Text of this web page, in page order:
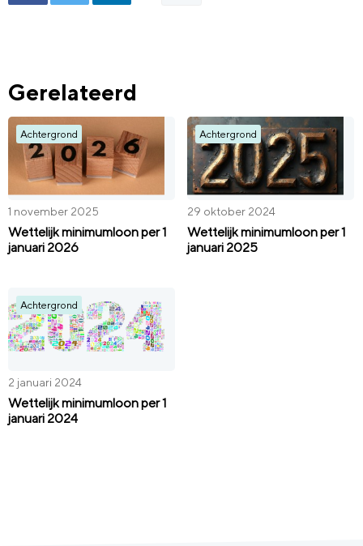
Gerelateerd
Achtergrond
1 november 2025
Wettelijk minimumloon per 1
januari 2026
Achtergrond
29 oktober 2024
Wettelijk minimumloon per 1
januari 2025
Achtergrond
2 januari 2024
Wettelijk minimumloon per 1
januari 2024